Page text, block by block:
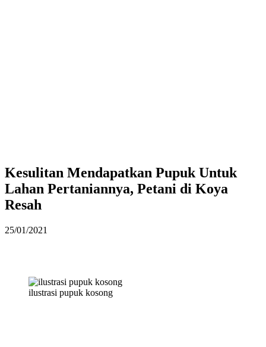
Kesulitan Mendapatkan Pupuk Untuk
Lahan Pertaniannya, Petani di Koya
Resah
25/01/2021
ilustrasi pupuk kosong